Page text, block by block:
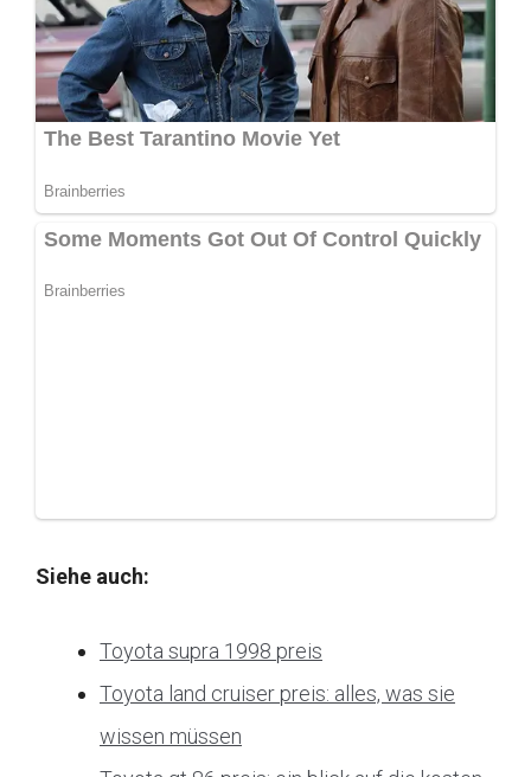
Siehe auch:
Toyota supra 1998 preis
Toyota land cruiser preis: alles, was sie
wissen müssen